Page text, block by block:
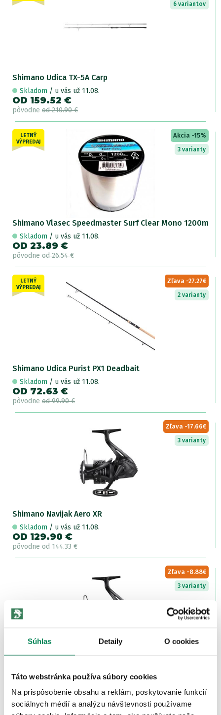
Súhlas Detaily O cookies
Táto webstránka používa súbory cookies
Na prispôsobenie obsahu a reklám, poskytovanie funkcií
sociálnych médií a analýzu návštevnosti používame
6 variantov
Shimano Udica TX-5A Carp
Skladom / u vás už 11.08.
OD 159.52 €
pôvodne od 210.90 €
LETNÝ
VÝPREDAJ
Akcia -15%
3 varianty
Shimano Vlasec Speedmaster Surf Clear Mono 1200m
Skladom / u vás už 11.08.
OD 23.89 €
pôvodne od 26.54 €
LETNÝ
VÝPREDAJ
Zľava -27.27€
2 varianty
Shimano Udica Purist PX1 Deadbait
Skladom / u vás už 11.08.
OD 72.63 €
pôvodne od 99.90 €
Zľava -17.66€
3 varianty
Shimano Navijak Aero XR
Skladom / u vás už 11.08.
OD 129.90 €
pôvodne od 144.33 €
Zľava -8.88€
3 varianty
Skladom/ u vás už 11.08.
OD 61.90 €
pôvodneod 68.78 €